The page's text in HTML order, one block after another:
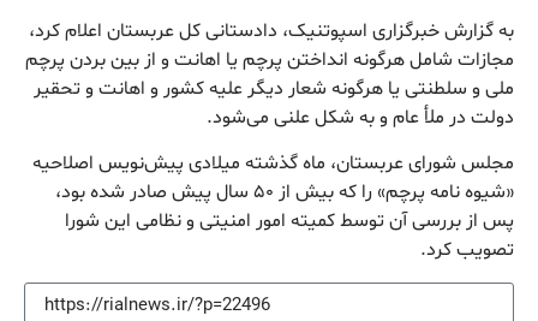
به گزارش خبرگزاری اسپوتنیک، دادستانی کل عربستان اعلام کرد،
مجازات شامل هرگونه انداختن پرچم یا اهانت و از بین بردن پرچم
ملی و سلطنتی یا هرگونه شعار دیگر علیه کشور و اهانت و تحقیر
دولت در ملأ عام و به شکل علنی می‌شود.
مجلس شورای عربستان، ماه گذشته میلادی پیش‌نویس اصلاحیه
«شیوه نامه پرچم» را که بیش از ۵۰ سال پیش صادر شده بود،
پس از بررسی آن توسط کمیته امور امنیتی و نظامی این شورا
تصویب کرد.